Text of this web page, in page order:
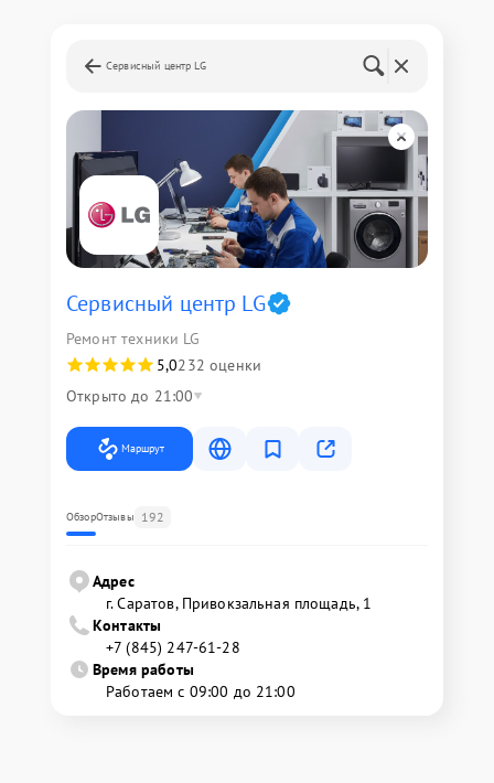
Сервисный центр LG
Сервисный центр LG
Ремонт техники LG
5,0232 оценки
Открыто до 21:00
Маршрут
ОбзорОтзывы 192
Адрес
г. Саратов, Привокзальная площадь, 1
Контакты
+7 (845) 247-61-28
Время работы
Работаем с 09:00 до 21:00